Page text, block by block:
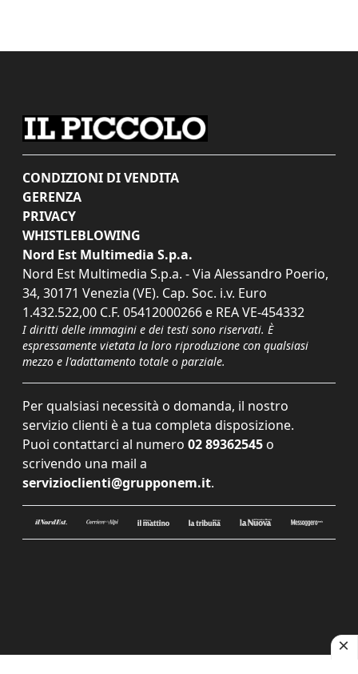
CONDIZIONI DI VENDITA
GERENZA
PRIVACY
WHISTLEBLOWING
Nord Est Multimedia S.p.a.
Nord Est Multimedia S.p.a. - Via Alessandro Poerio,
34, 30171 Venezia (VE). Cap. Soc. i.v. Euro
1.432.522,00 C.F. 05412000266 e REA VE-454332
I diritti delle immagini e dei testi sono riservati. È
espressamente vietata la loro riproduzione con qualsiasi
mezzo e l'adattamento totale o parziale.
Per qualsiasi necessità o domanda, il nostro
servizio clienti è a tua completa disposizione.
Puoi contattarci al numero 02 89362545 o
scrivendo una mail a
servizioclienti@grupponem.it.